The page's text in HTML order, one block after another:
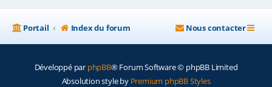
Portail Index du forum Nous contacter
Développé par phpBB® Forum Software © phpBB Limited
Absolution style by Premium phpBB Styles